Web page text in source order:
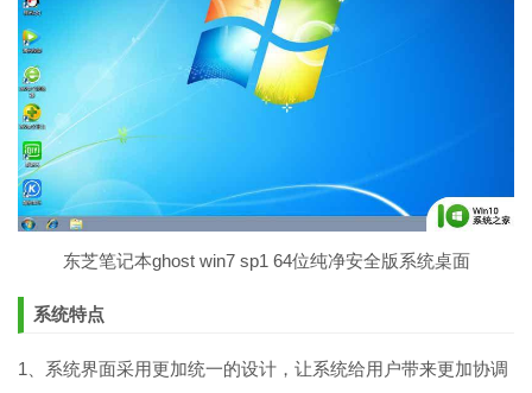
东芝笔记本ghost win7 sp1 64位纯净安全版系统桌面
系统特点
1、系统界面采用更加统一的设计，让系统给用户带来更加协调